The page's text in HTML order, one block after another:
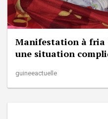
Manifestation à fria
une situation
guineeactuelle